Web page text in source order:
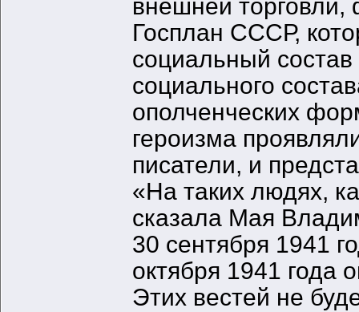
внешней торговли,
Госплан СССР,
социальный
социального
ополченческих
героизма
писатели, и
«На таких людях,
сказала Мая
30 сентября 1941
октября 1941 года
Этих вестей не